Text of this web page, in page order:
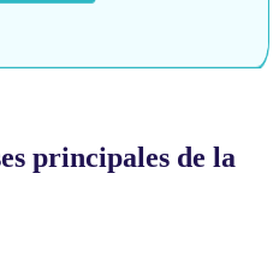
principales de la